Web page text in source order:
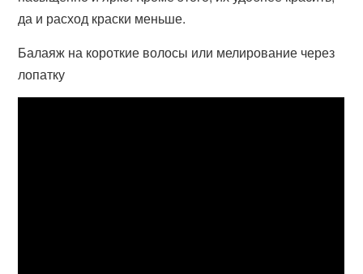
да и расход краски меньше.
Балаяж на короткие волосы или мелирование через
лопатку